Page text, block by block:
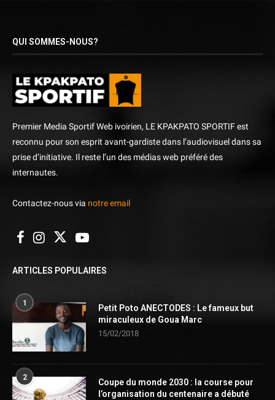
QUI SOMMES-NOUS?
Premier Media Sportif Web ivoirien, LE KPAKPATO SPORTIF est
reconnu pour son esprit avant-gardiste dans l’audiovisuel dans sa
prise d’initiative. Il reste l’un des médias web préféré des
internautes.
Contactez-nous via notre email
ARTICLES POPULAIRES
1
Petit Poto ANECTODES : Le fameux but
miraculeux de Goua Marc
15/02/2018
2
Coupe du monde 2030 : la course pour
l’organisation du centenaire a débuté